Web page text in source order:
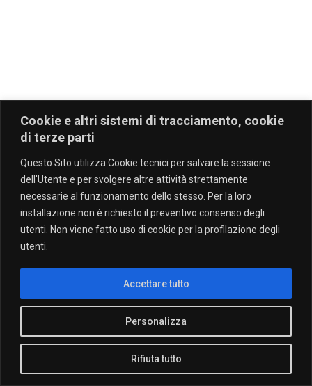
Cookie e altri sistemi di tracciamento, cookie
di terze parti
Questo Sito utilizza Cookie tecnici per salvare la sessione
dell'Utente e per svolgere altre attività strettamente
necessarie al funzionamento dello stesso. Per la loro
installazione non è richiesto il preventivo consenso degli
utenti. Non viene fatto uso di cookie per la profilazione degli
utenti.
Personalizza
Rifiuta tutto
Accettare tutto